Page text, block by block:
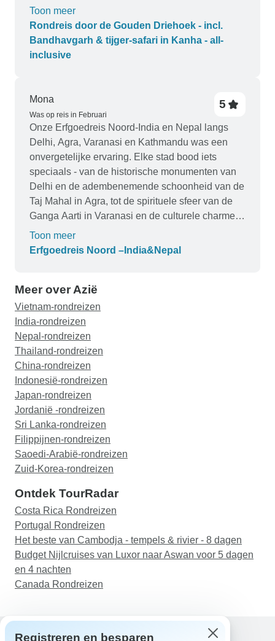
Kanha boden onvergetelijke safaribelevenissen,
met veelvuldige tijgerwaarnemingen en
adembenemende landschappen. De
accommodaties waren top en alles was goed
iedereen die cultuur en dieren in het wild wil
Toon meer
Rondreis door de Gouden Driehoek - incl.
Bandhavgarh & tijger-safari in Kanha - all-
inclusive
Mona
Was op reis in Februari
5
Onze Erfgoedreis Noord-India en Nepal langs
Delhi, Agra, Varanasi en Kathmandu was een
onvergetelijke ervaring. Elke stad bood iets
speciaals - van de historische monumenten van
Delhi en de adembenemende schoonheid van de
Taj Mahal in Agra, tot de spirituele sfeer van de
Ganga Aarti in Varanasi en de culturele charme
van de tempels en stoepa's in Kathmandu. De
tour was goed georganiseerd met deskundige
waardoor de reis stressvrij en plezierig was. Een
echte aanrader voor iedereen die het rijke
erfgoed, de cultuur en de spiritualiteit van India en
Nepal in één reis wil ontdekken.
Toon meer
Erfgoedreis Noord –India&Nepal
Meer over Azië
Vietnam-rondreizen
India-rondreizen
Nepal-rondreizen
Thailand-rondreizen
China-rondreizen
Indonesië-rondreizen
Japan-rondreizen
Jordanië -rondreizen
Sri Lanka-rondreizen
Filippijnen-rondreizen
Saoedi-Arabië-rondreizen
Zuid-Korea-rondreizen
Ontdek TourRadar
Costa Rica Rondreizen
Portugal Rondreizen
Het beste van Cambodja - tempels & rivier - 8 dagen
Budget Nijlcruises van Luxor naar Aswan voor 5 dagen
en 4 nachten
Canada Rondreizen
Registreren en besparen